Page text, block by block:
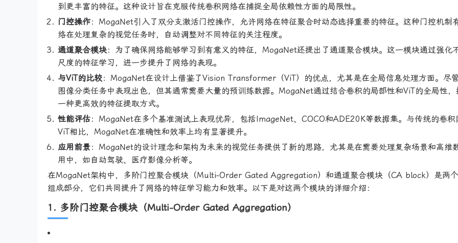
到更丰富的特征。这种设计旨在克服传统卷积网络在捕捉全局依赖性方面的局限性。
门控操作：MogaNet引入了双分支激活门控操作，允许网络在特征聚合时动态选择重要的特征。这种门控机制
络在处理复杂的视觉任务时，自动调整对不同特征的关注程度。
通道聚合模块：为了确保网络能够学习到有意义的特征，MogaNet还提出了通道聚合模块。这一模块通过强化
尺度的特征学习，进一步提升了网络的表现。
与ViT的比较：MogaNet在设计上借鉴了Vision Transformer（ViT）的优点，尤其是在全局信息处理方面。尽
图像分类任务中表现出色，但其通常需要大量的预训练数据。MogaNet通过结合卷积的局部性和ViT的全局性，
一种更高效的特征提取方式。
性能评估：MogaNet在多个基准测试上表现优异，包括ImageNet、COCO和ADE20K等数据集。与传统的卷积
ViT相比，MogaNet在准确性和效率上均有显著提升。
应用前景：MogaNet的设计理念和架构为未来的视觉任务提供了新的思路，尤其是在需要处理复杂场景和高维
用中，如自动驾驶、医疗影像分析等。
在MogaNet架构中，多阶门控聚合模块（Multi-Order Gated Aggregation）和通道聚合模块（CA block）是两
组成部分，它们共同提升了网络的特征学习能力和效率。以下是对这两个模块的详细介绍：
1. 多阶门控聚合模块（Multi-Order Gated Aggregation）